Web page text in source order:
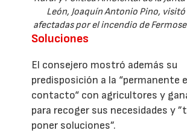
León, Joaquín Antonio Pino, visitó
afectadas por el incendio de
Soluciones
El consejero mostró además su
predisposición a la “permanente
contacto“ con agricultores y
para recoger sus necesidades y
poner soluciones”.